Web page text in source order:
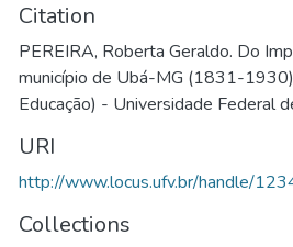
Citation
PEREIRA, Roberta Geraldo. Do
município de Ubá-MG (1831-
Educação) - Universidade Federal
URI
http://www.locus.ufv.br/handle/
Collections